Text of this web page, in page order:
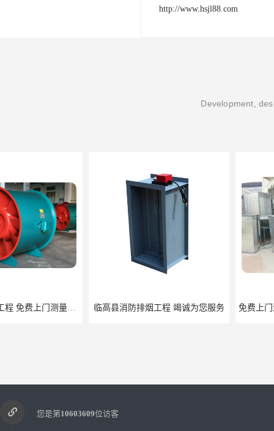
http://www.hsjl88.com
Development,
临高县消防排烟工程 竭诚为您服务 免
您是第10603609位访客